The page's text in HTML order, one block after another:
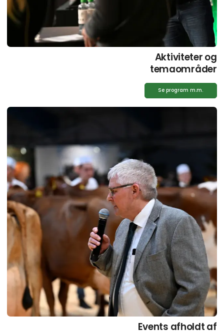
Aktiviteter og
temaområder
Se program m.m.
Events afholdt af